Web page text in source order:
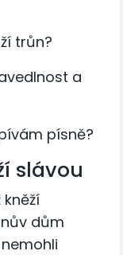
trůn?
a
písně?
slávou
kněží
dům